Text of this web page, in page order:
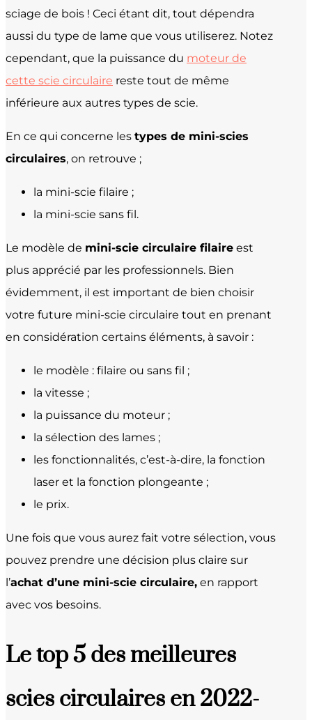
sciage de bois ! Ceci étant dit, tout dépendra
aussi du type de lame que vous utiliserez. Notez
cependant, que la puissance du moteur de
cette scie circulaire reste tout de même
inférieure aux autres types de scie.
En ce qui concerne les types de mini-scies
circulaires, on retrouve ;
la mini-scie filaire ;
la mini-scie sans fil.
Le modèle de mini-scie circulaire filaire est
plus apprécié par les professionnels. Bien
évidemment, il est important de bien choisir
votre future mini-scie circulaire tout en prenant
en considération certains éléments, à savoir :
le modèle : filaire ou sans fil ;
la vitesse ;
la puissance du moteur ;
la sélection des lames ;
les fonctionnalités, c’est-à-dire, la fonction
laser et la fonction plongeante ;
le prix.
Une fois que vous aurez fait votre sélection, vous
pouvez prendre une décision plus claire sur
l’achat d’une mini-scie circulaire, en rapport
avec vos besoins.
Le top 5 des meilleures
scies circulaires en 2022-